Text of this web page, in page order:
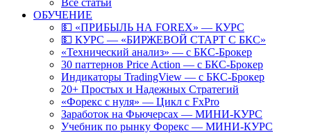
Все статьи
ОБУЧЕНИЕ
💵 «ПРИБЫЛЬ НА FOREX» — КУРС
💵 КУРС — «БИРЖЕВОЙ СТАРТ С БКС»
«Технический анализ» — с БКС-Брокер
30 паттернов Price Action — с БКС-Брокер
Индикаторы TradingView — с БКС-Брокер
20+ Простых и Надежных Стратегий
«Форекс с нуля» — Цикл с FxPro
Заработок на Фьючерсах — МИНИ-КУРС
Учебник по рынку Форекс — МИНИ-КУРС